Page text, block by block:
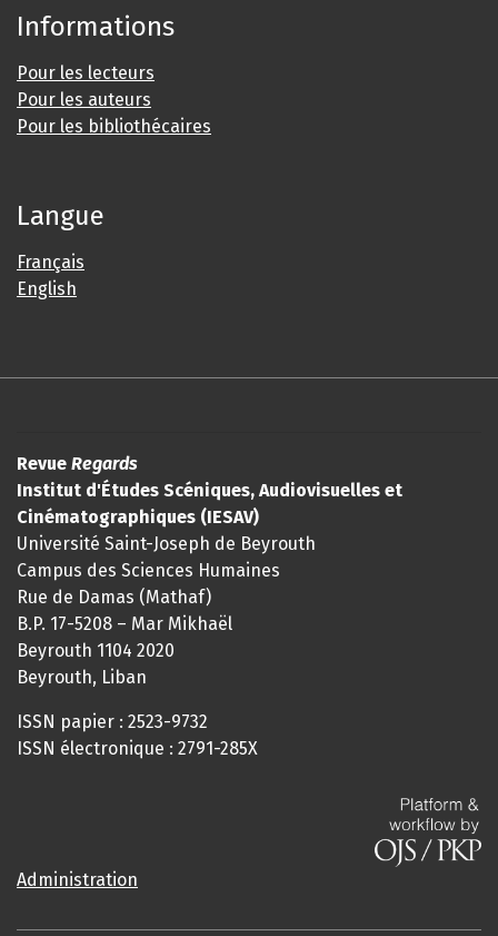
Informations
Pour les lecteurs
Pour les auteurs
Pour les bibliothécaires
Langue
Français
English
Revue Regards
Institut d'Études Scéniques, Audiovisuelles et
Cinématographiques (IESAV)
Université Saint-Joseph de Beyrouth
Campus des Sciences Humaines
Rue de Damas (Mathaf)
B.P. 17-5208 – Mar Mikhaël
Beyrouth 1104 2020
Beyrouth, Liban
ISSN papier : 2523-9732
ISSN électronique : 2791-285X
Administration